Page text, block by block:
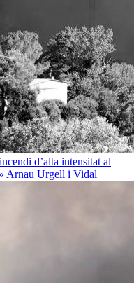
d’alta intensitat al
Arnau Urgell i Vidal